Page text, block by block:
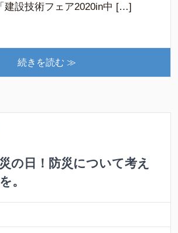
建設技術フェア2020in中 […]
続きを読む ≫
の日！防災について考え
。